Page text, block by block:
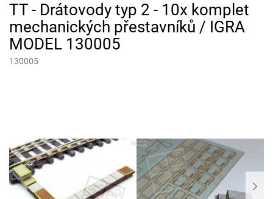
TT - Drátovody typ 2 - 10x komplet
mechanických přestavníků / IGRA
MODEL 130005
130005